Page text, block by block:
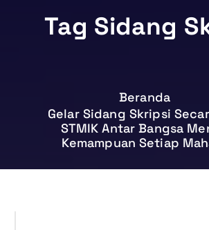
Tag Sidang
Beranda
Gelar Sidang Skripsi
STMIK Antar Bangsa
Kemampuan Setiap